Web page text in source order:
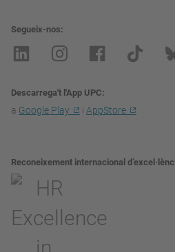
Segueix-nos
Descarrega't l'App UPC
a Google Play i AppStore
Reconeixement internacional